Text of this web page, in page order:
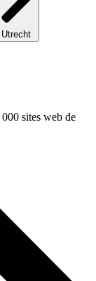
Utrecht
sites web de